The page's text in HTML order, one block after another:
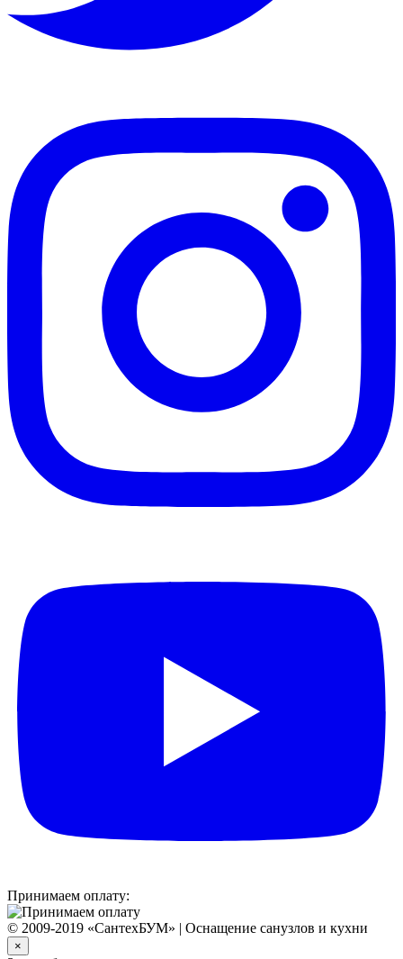
Принимаем оплату:
© 2009-2019 «СантехБУМ» | Оснащение санузлов и кухни
×